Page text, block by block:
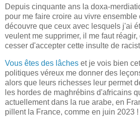
Depuis cinquante ans la doxa-
pour me faire croire au vivre
découvre que ceux avec lesquels j'ai
veulent me supprimer, il me faut
cesser d'accepter cette insulte de
Vous êtes des lâches et je vois bien
politiques véreux me donner des
alors que leurs richesses leur permet
les hordes de maghrébins d'africains
actuellement dans la rue arabe, en
pillent la France, comme en juin 2023 !